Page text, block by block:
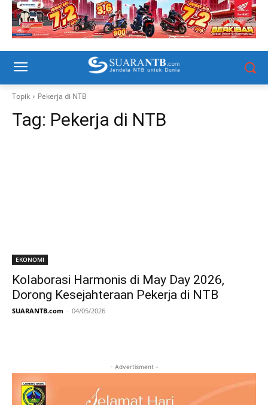
Topik Pekerja di NTB
Tag: Pekerja di NTB
EKONOMI
Kolaborasi Harmonis di May Day 2026,
Dorong Kesejahteraan Pekerja di NTB
SUARANTB.com - 04/05/2026
- Advertisment -